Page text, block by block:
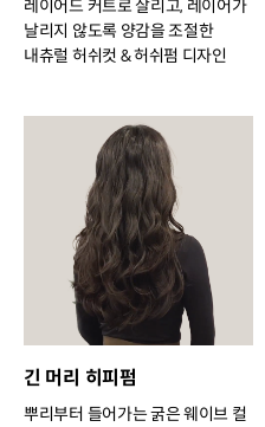
레이어드 커트로 살리고, 레이어가
날리지 않도록 양감을 조절한
내츄럴 허쉬컷 & 허쉬펌 디자인
긴 머리 히피펌
뿌리부터 들어가는 굵은 웨이브 컬